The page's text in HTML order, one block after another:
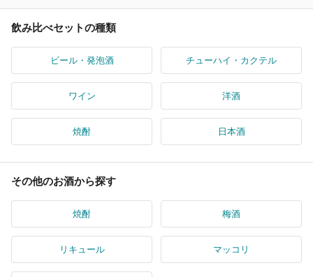
飲み比べセットの種類
ビール・発泡酒 チューハイ・カクテル
ワイン 洋酒
焼酎 日本酒
その他のお酒から探す
焼酎 梅酒
リキュール マッコリ